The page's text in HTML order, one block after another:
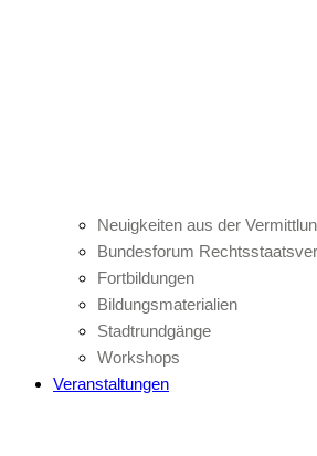
Neuigkeiten aus der
Bundesforum
Fortbildungen
Bildungsmaterialien
Stadtrundgänge
Workshops
Veranstaltungen